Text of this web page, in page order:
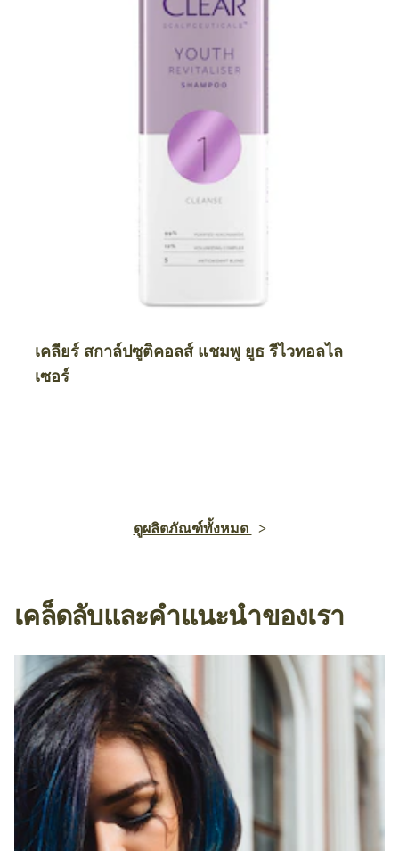
เคลียร์ สกาล์ปซูติคอลส์ แชมพู ยูธ รีไวทอลไล
เซอร์
ดูผลิตภัณฑ์ทั้งหมด
เคล็ดลับและคำแนะนำของเรา